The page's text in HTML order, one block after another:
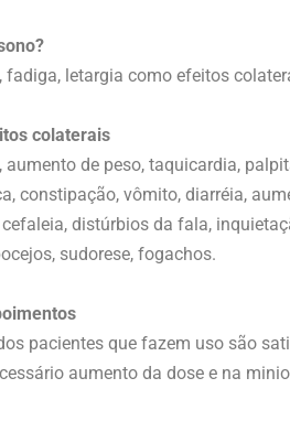
fadiga, letargia como efeitos
colaterais
aumento de peso, taquicardia,
constipação, vômito, diarréia,
distúrbios da fala,
sudorese, fogachos.
pacientes que fazem uso são
aumento da dose e na